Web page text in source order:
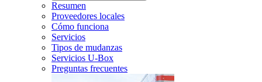
Resumen
Proveedores locales
Cómo funciona
Servicios
Tipos de mudanzas
Servicios U-Box
Preguntas frecuentes